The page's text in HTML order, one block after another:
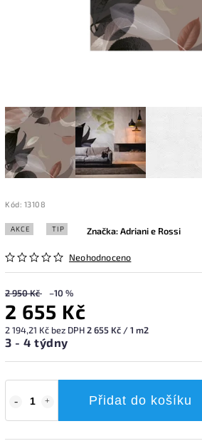
Kód: 13108
AKCE TIP
Neohodnoceno
Značka:Adriani e Rossi
2 950 Kč –10 %
2 655 Kč
2 194,21 Kč bez DPH2 655 Kč / 1 m2
3 - 4 týdny
Přidat do košíku